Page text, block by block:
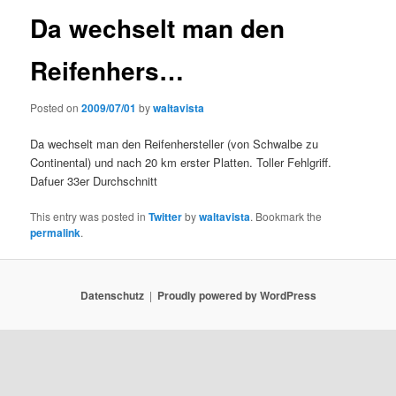
Da wechselt man den
Reifenhers…
Posted on2009/07/01 bywaltavista
Da wechselt man den Reifenhersteller (von Schwalbe zu
Continental) und nach 20 km erster Platten. Toller Fehlgriff.
Dafuer 33er Durchschnitt
This entry was posted inTwitterbywaltavista. Bookmark the
permalink.
Datenschutz Proudly powered by WordPress